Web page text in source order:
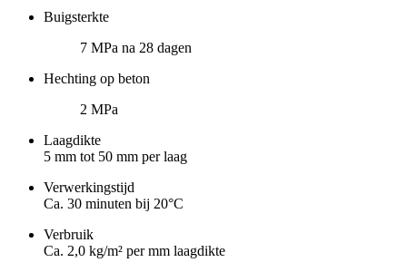
Buigsterkte
7 MPa na 28 dagen
Hechting op beton
2 MPa
Laagdikte
5 mm tot 50 mm per laag
Verwerkingstijd
Ca. 30 minuten bij 20°C
Verbruik
Ca. 2,0 kg/m² per mm laagdikte